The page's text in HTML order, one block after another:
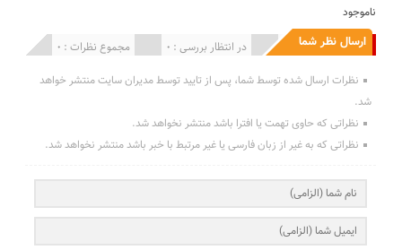
ناموجود
ارسال نظر شما مجموع نظرات : 0 در انتظار بررسی : 0 انتشار یافته : 0
نظرات ارسال شده توسط شما، پس از تایید توسط مدیران سایت منتشر خواهد
شد.
نظراتی که حاوی تهمت یا افترا باشد منتشر نخواهد شد.
نظراتی که به غیر از زبان فارسی یا غیر مرتبط با خبر باشد منتشر نخواهد شد.